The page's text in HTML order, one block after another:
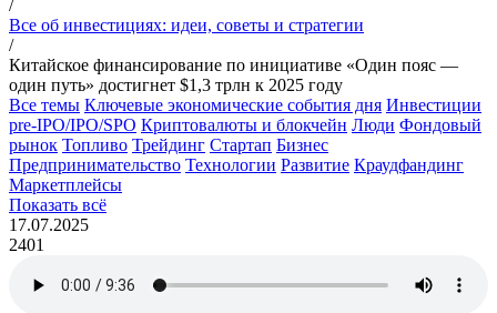
/
Все об инвестициях: идеи, советы и стратегии
/
Китайское финансирование по инициативе «Один пояс —
один путь» достигнет $1,3 трлн к 2025 году
Все темы Ключевые экономические события дня Инвестиции
pre-IPO/IPO/SPO Криптовалюты и блокчейн Люди Фондовый
рынок Топливо Трейдинг Стартап Бизнес
Предпринимательство Технологии Развитие Краудфандинг
Маркетплейсы
Показать всё
17.07.2025
2401